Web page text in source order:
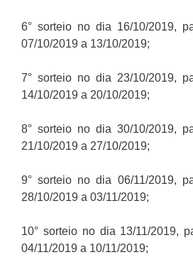
6° sorteio no dia 16/10/2019,
07/10/2019 a 13/10/2019;
7° sorteio no dia 23/10/2019,
14/10/2019 a 20/10/2019;
8° sorteio no dia 30/10/2019,
21/10/2019 a 27/10/2019;
9° sorteio no dia 06/11/2019,
28/10/2019 a 03/11/2019;
10° sorteio no dia 13/11/2019,
04/11/2019 a 10/11/2019;